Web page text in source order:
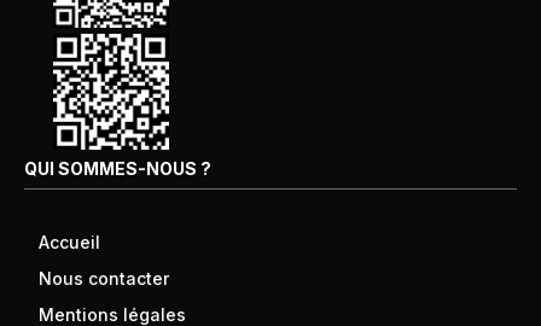
QUI SOMMES-NOUS ?
Accueil
Nous contacter
Mentions légales